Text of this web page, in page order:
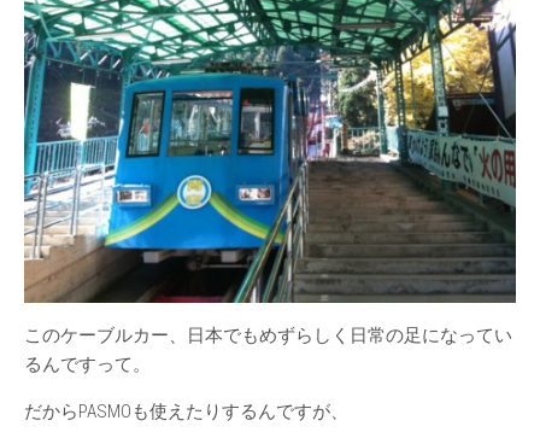
このケーブルカー、日本でもめずらしく日常の足になってい
るんですって。
だからPASMOも使えたりするんですが、